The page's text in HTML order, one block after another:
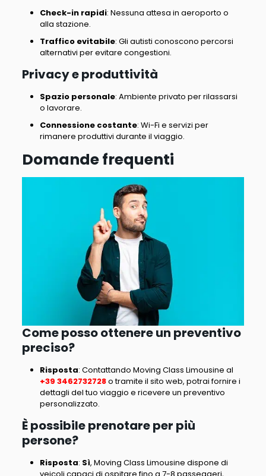
Check-in rapidi: Nessuna attesa in aeroporto o
alla stazione.
Traffico evitabile: Gli autisti conoscono percorsi
alternativi per evitare congestioni.
Privacy e produttività
Spazio personale: Ambiente privato per rilassarsi
o lavorare.
Connessione costante: Wi-Fi e servizi per
rimanere produttivi durante il viaggio.
Domande frequenti
Come posso ottenere un preventivo
preciso?
Risposta: Contattando Moving Class Limousine al
+39 3462732728o tramite il sito web, potrai fornire i
dettagli del tuo viaggio e ricevere un preventivo
personalizzato.
È possibile prenotare per più
persone?
Risposta: Sì, Moving Class Limousine dispone di